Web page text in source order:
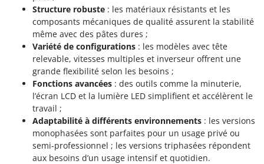
Structure robuste : les matériaux résistants et les
composants mécaniques de qualité assurent la stabilité
même avec des pâtes dures ;
Variété de configurations : les modèles avec tête
relevable, vitesses multiples et inverseur offrent une
grande flexibilité selon les besoins ;
Fonctions avancées : des outils comme la minuterie,
l’écran LCD et la lumière LED simplifient et accélèrent le
travail ;
Adaptabilité à différents environnements : les versions
monophasées sont parfaites pour un usage privé ou
semi-professionnel ; les versions triphasées répondent
aux besoins d’un usage intensif et quotidien.